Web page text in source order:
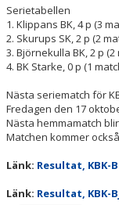
KLUBBKLÄDER
SERIEBROTTNING
Serietabellen
1. Klippans BK, 4 p (3
2. Skurups SK, 2 p (2
3. Björnekulla BK, 2 p
4. BK Starke, 0 p (1
Nästa seriematch för
Fredagen den 17
Nästa hemmamatch
Matchen kommer
Länk: Resultat, KBK-
Länk: Resultat, KBK-